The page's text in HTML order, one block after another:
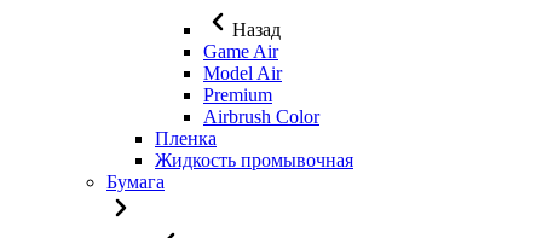
Назад
Game Air
Model Air
Premium
Airbrush Color
Пленка
Жидкость промывочная
Бумага